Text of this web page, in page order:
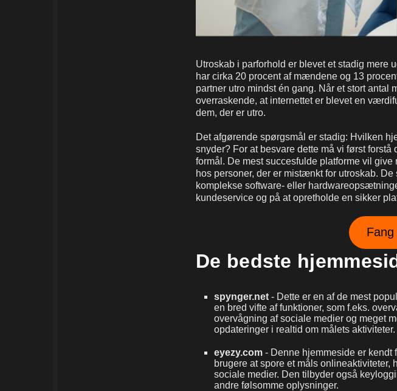
Utroskab i parforhold er blevet et stadig mere
har cirka 20 procent af mændene og 13
partner utro mindst én gang. Når et stort
overraskende, at internettet er blevet en
dem, der er utro.
Det afgørende spørgsmål er stadig: Hvilken
snyder? For at besvare dette må vi først
formål. De mest succesfulde platforme vil
hos personer, der er mistænkt for utroskab.
komplekse software- eller
kundeservice og på at opretholde en sikker
De bedste
spynger.net - Dette er en af de mest
en bred vifte af funktioner, som f.eks.
overvågning af sociale medier og meget
opdateringer i realtid om målets aktiviteter.
eyezy.com - Denne hjemmeside er kendt
brugere at spore et måls
sociale medier. Den tilbyder også
andre følsomme oplysninger.